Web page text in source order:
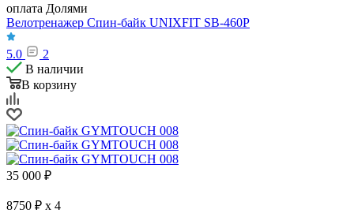
оплата Долями
Велотренажер Спин-байк UNIXFIT SB-460P
5.0
2
В наличии
В корзину
35 000 ₽
8750 ₽ x 4